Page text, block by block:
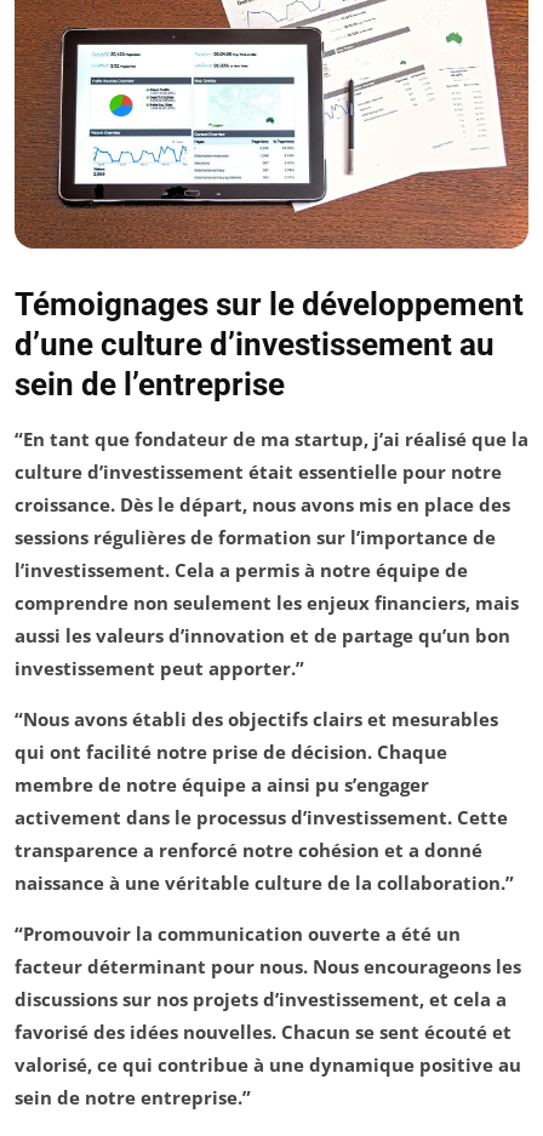
Témoignages sur le développement
d’une culture d’investissement au
sein de l’entreprise
“En tant que fondateur de ma startup, j’ai réalisé que la
culture d’investissement était essentielle pour notre
croissance. Dès le départ, nous avons mis en place des
sessions régulières de formation sur l’importance de
l’investissement. Cela a permis à notre équipe de
comprendre non seulement les enjeux financiers, mais
aussi les valeurs d’innovation et de partage qu’un bon
investissement peut apporter.”
“Nous avons établi des objectifs clairs et mesurables
qui ont facilité notre prise de décision. Chaque
membre de notre équipe a ainsi pu s’engager
activement dans le processus d’investissement. Cette
transparence a renforcé notre cohésion et a donné
naissance à une véritable culture de la collaboration.”
“Promouvoir la communication ouverte a été un
facteur déterminant pour nous. Nous encourageons les
discussions sur nos projets d’investissement, et cela a
favorisé des idées nouvelles. Chacun se sent écouté et
valorisé, ce qui contribue à une dynamique positive au
sein de notre entreprise.”